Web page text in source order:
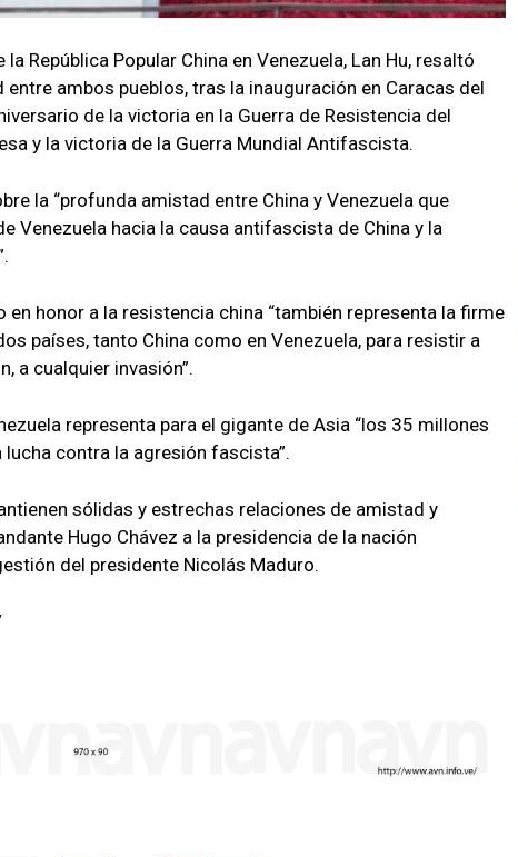
la República Popular China en Venezuela, Lan Hu, resaltó
ambos pueblos, tras la inauguración en Caracas del
de la victoria en la Guerra de Resistencia del
y la victoria de la Guerra Mundial Antifascista.
la “profunda amistad entre China y Venezuela que
Venezuela hacia la causa antifascista de China y la
en honor a la resistencia china “también representa la firme
países, tanto China como en Venezuela, para resistir a
a cualquier invasión”.
representa para el gigante de Asia “los 35 millones
contra la agresión fascista”.
sólidas y estrechas relaciones de amistad y
Hugo Chávez a la presidencia de la nación
del presidente Nicolás Maduro.